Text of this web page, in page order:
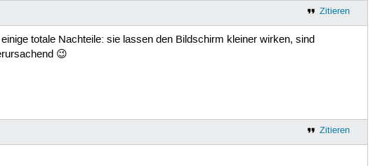
Zitieren
totale Nachteile: sie lassen den Bildschirm kleiner wirken, sind
😉
Zitieren